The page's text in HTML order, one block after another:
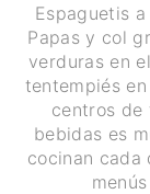
Espaguetis
Papas y col
verduras en
tentempiés
centros de
bebidas es
cocinan cada